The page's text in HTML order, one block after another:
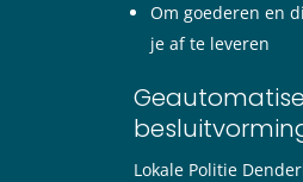
Om goederen en
je af te leveren
Lokale Politie